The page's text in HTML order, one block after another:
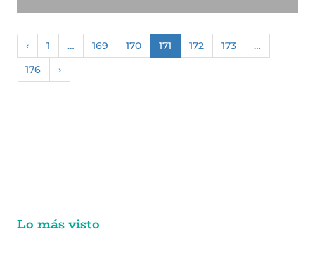
‹ 1 … 169 170 171 172 173
…
176
›
Lo más visto